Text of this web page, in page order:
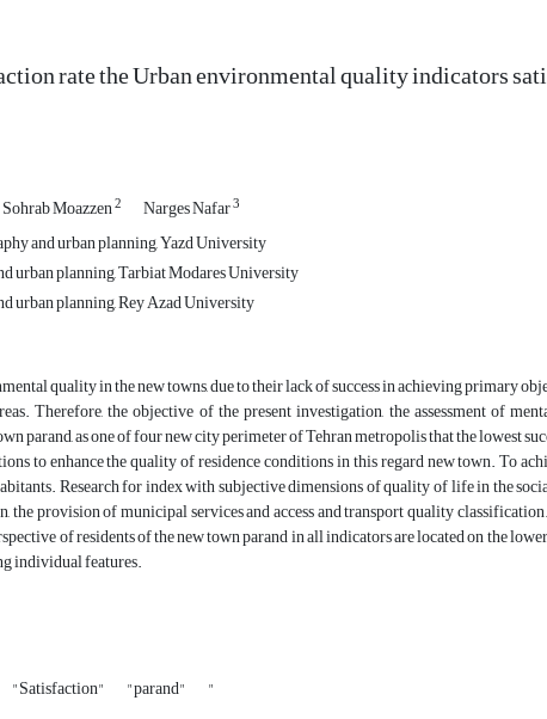
rate the Urban environmental quality indicators
Sohrab Moazzen2 Narges Nafar3
and urban planning, Yazd University
urban planning, Tarbiat Modares University
urban planning, Rey Azad University
quality in the new towns, due to their lack of success in achieving primary
Therefore, the objective of the present investigation, the assessment of
parand, as one of four new city perimeter of Tehran metropolis that the lowest
to enhance the quality of residence conditions in this regard new town. To
Research for index with subjective dimensions of quality of life in the
the provision of municipal services and access and transport quality
of residents of the new town parand in all indicators are located on the
individual features.
"Satisfaction" "parand" "